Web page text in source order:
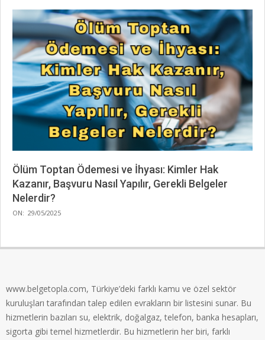
Ölüm Toptan Ödemesi ve İhyası: Kimler Hak
Kazanır, Başvuru Nasıl Yapılır, Gerekli Belgeler
Nelerdir?
2025-
ON: 29/05/2025
www.belgetopla.com, Türkiye’deki farklı kamu ve özel sektör
kuruluşları tarafından talep edilen evrakların bir listesini sunar. Bu
hizmetlerin bazıları su, elektrik, doğalgaz, telefon, banka hesapları,
sigorta gibi temel hizmetlerdir. Bu hizmetlerin her biri, farklı